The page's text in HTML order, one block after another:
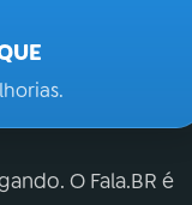
O Fala.BR é